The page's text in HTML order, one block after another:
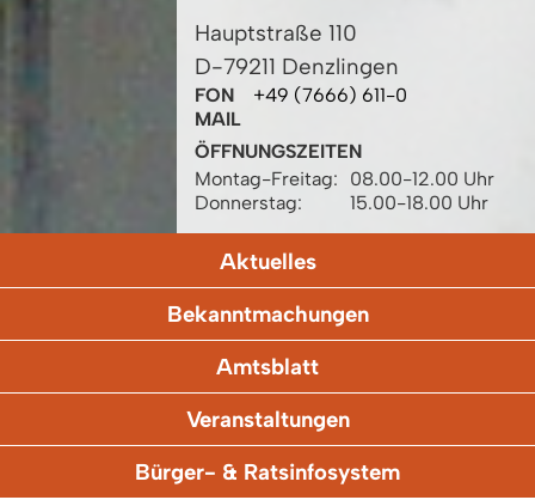
Hauptstraße 110
D-79211 Denzlingen
FON
+49 (7666) 611-0
MAIL
ÖFFNUNGSZEITEN
Montag-Freitag:
08.00-12.00 Uhr
Donnerstag:
15.00-18.00 Uhr
Aktuelles
Bekanntmachungen
Amtsblatt
Veranstaltungen
Bürger- & Ratsinfosystem